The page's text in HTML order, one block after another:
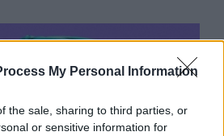
My Personal Information
the sale, sharing to third parties, or
or sensitive information for